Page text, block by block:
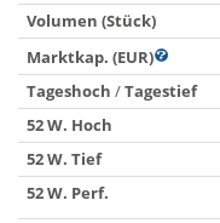
Volumen (Stück)
Marktkap. (EUR)
Tageshoch /Tagestief
52 W. Hoch
52 W. Tief
52 W. Perf.